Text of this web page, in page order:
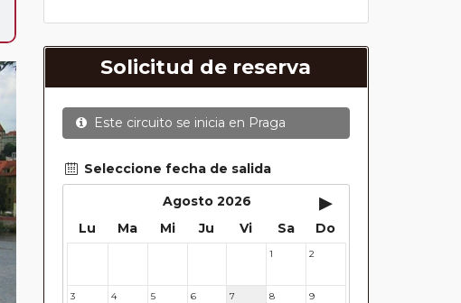
Solicitud de reserva
Este circuito se inicia en Praga
Seleccione fecha de salida
Agosto 2026
▸
Lu Ma Mi Ju Vi Sa Do
1 2
3 4 5 6 7 8 9